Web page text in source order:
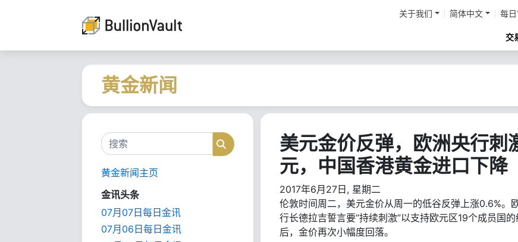
关于我们 简体中文 每
交
黄金新闻
搜索 搜索
黄金新闻主页
金讯头条
07月07日每日金讯
07月06日每日金讯
美元金价反弹，欧洲央行刺
元，中国香港黄金进口下降
2017年6月27日, 星期二
伦敦时间周二，美元金价从周一的低谷反弹上涨0.6%。
行长德拉吉誓言要“持续刺激”以支持欧元区19个成员国
后，金价再次小幅度回落。